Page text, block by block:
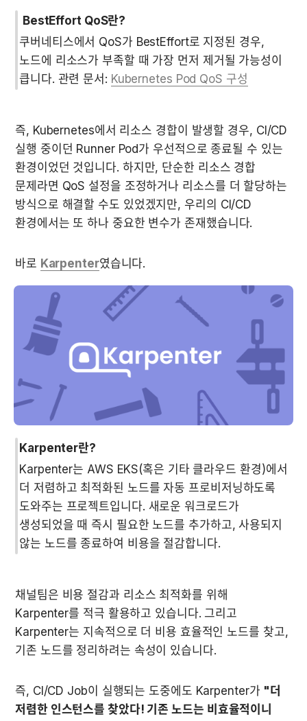
BestEffort QoS란?
쿠버네티스에서 QoS가 BestEffort로 지정된 경우,
노드에 리소스가 부족할 때 가장 먼저 제거될 가능성이
큽니다. 관련 문서: Kubernetes Pod QoS 구성
즉, Kubernetes에서 리소스 경합이 발생할 경우, CI/CD
실행 중이던 Runner Pod가 우선적으로 종료될 수 있는
환경이었던 것입니다. 하지만, 단순한 리소스 경합
문제라면 QoS 설정을 조정하거나 리소스를 더 할당하는
방식으로 해결할 수도 있었겠지만, 우리의 CI/CD
환경에서는 또 하나 중요한 변수가 존재했습니다.
바로 Karpenter였습니다.
Karpenter란?
Karpenter는 AWS EKS(혹은 기타 클라우드 환경)에서
더 저렴하고 최적화된 노드를 자동 프로비저닝하도록
도와주는 프로젝트입니다. 새로운 워크로드가
생성되었을 때 즉시 필요한 노드를 추가하고, 사용되지
않는 노드를 종료하여 비용을 절감합니다.
채널팀은 비용 절감과 리소스 최적화를 위해
Karpenter를 적극 활용하고 있습니다. 그리고
Karpenter는 지속적으로 더 비용 효율적인 노드를 찾고,
즉, CI/CD Job이 실행되는 도중에도 Karpenter가 "더
저렴한 인스턴스를 찾았다! 기존 노드는 비효율적이니